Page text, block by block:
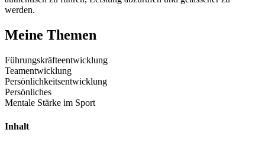
werden.
Meine Themen
Führungskräfte­entwicklung
Team­entwicklung
Persönlichkeits­entwicklung
Persönliches
Mentale Stärke im Sport
Inhalt